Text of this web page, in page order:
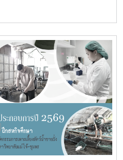
มืองรวมชุมชนปากน้ำหลังสวน
นายจักรพงศ์ นิลไพรัช ธนารักษ์
ระชุมในการนี้ นายอุดม จิตตวงค์
ชุมพร พร้อมด้วยคณะที่ปรึกษา
พื้นที่ส่วนจังหวัดชุมพร บริเวณ
4 ในเขตผังเมืองรวมชุมชน
ะชุมฯ ดังกล่าว เพื่อพิจารณาขอ
พืชผล และค่าชดเชยอาคารและ
ที่ดินเพื่อพัฒนาพื้นที่มติที่ประชุม
นควรให้เสนอคณะกรรมการ
กองทุนจัดรูปเพื่อพัฒนาพื้นที่